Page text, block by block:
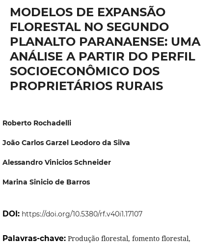
MODELOS DE EXPANSÃO
FLORESTAL NO SEGUNDO
PLANALTO PARANAENSE: UMA
ANÁLISE A PARTIR DO PERFIL
SOCIOECONÔMICO DOS
PROPRIETÁRIOS RURAIS
Roberto Rochadelli
João Carlos Garzel Leodoro da Silva
Alessandro Vinicios Schneider
Marina Sinicio de Barros
DOI: https://doi.org/10.5380/rf.v40i1.17107
Palavras-chave: Produção florestal, fomento florestal,